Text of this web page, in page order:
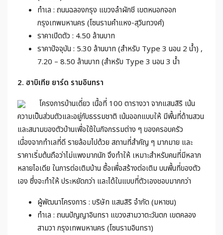
ทำเล : ถนนฉลองกรุง แขวงลำผักชี เขตหนอกจอก
กรุงเทพมหานคร (โซนรามคำแหง-สุวินทวงศ์)
ราคาเปิดตัว : 4.50 ล้านบาท
ราคาปัจจุบัน : 5.30 ล้านบาท (สำหรับ Type 3 นอน 2 น้ำ) ,
7.20 – 8.50 ล้านบาท (สำหรับ Type 3 นอน 3 น้ำ
2. ฮาบิเทีย ยาร์ด รามอินทรา
โครงการบ้านเดี่ยว เนื้อที่ 100 ตารางวา จากแสนสิริ เน้น
ความเป็นส่วนตัวและอยู่กับธรรมชาติ เน้นออกแบบให้ มีพื้นที่ด้านสวน
และสนามของตัวบ้านเพื่อใช้ในกิจกรรมต่าง ๆ ของครอบครัว
เนื่องจากทำเลที่ดี รายล้อมไปด้วย สถานที่สำคัญ ๆ มากมาย และ
ราคาเริ่มต้นถือว่าไม่แพงมากนัก จึงทำให้ เหมาะสำหรับคนที่มีหลาก
หลายไอเดีย ในการต่อเติมบ้าน ซื้อเพื่อสร้างต่อเติม บนพื้นที่ของตัว
เอง ซึ่งจะทำให้ ประหยัดกว่า และได้ในแบบที่ตัวเองชอบมากกว่า
ผู้พัฒนาโครงการ : บริษัท แสนสิริ จำกัด (มหาชน)
ทำเล : ถนนปัญญาอินทรา แขวงสามวาตะวันตก เขตคลอง
สามวา กรุงเทพมหานคร (โซนรามอินทรา)